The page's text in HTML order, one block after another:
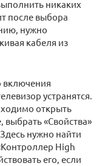
никаких
после выбора
нужно
кабеля из
включения
устранятся.
открыть
«Свойства»
нужно найти
High
его, если